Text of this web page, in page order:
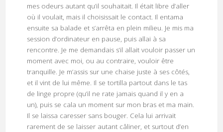
mes odeurs autant qu’il souhaitait. Il était libre d’aller
où il voulait, mais il choisissait le contact. Il entama
ensuite sa balade et s’arrêta en plein milieu. Je mis ma
session d’ordinateur en pause, puis allai à sa
rencontre. Je me demandais s’il allait vouloir passer un
moment avec moi, ou au contraire, vouloir être
tranquille. Je m’assis sur une chaise juste à ses côtés,
et il vint de lui même. Il se tortilla partout dans le tas
de linge propre (qu’il ne rate jamais quand il y en a
un), puis se cala un moment sur mon bras et ma main.
Il se laissa caresser sans bouger. Cela lui arrivait
rarement de se laisser autant câliner, et surtout d’en